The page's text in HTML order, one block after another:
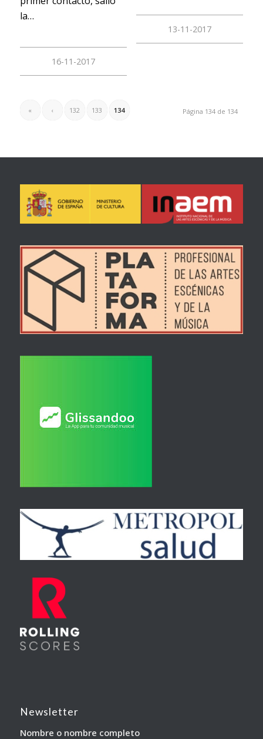
la…
16-11-2017
13-11-2017
Página 134 de 134
« ‹ 132 133 134
Newsletter
Nombre o nombre completo